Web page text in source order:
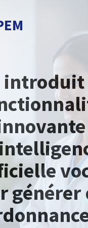
introduit
générer